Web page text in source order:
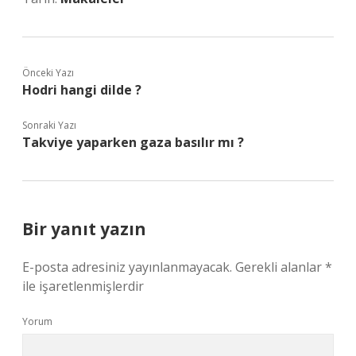
Önceki Yazı
Hodri hangi dilde ?
Sonraki Yazı
Takviye yaparken gaza basılır mı ?
Bir yanıt yazın
E-posta adresiniz yayınlanmayacak. Gerekli alanlar*
ile işaretlenmişlerdir
Yorum